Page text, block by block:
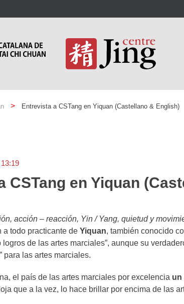
Entrevista a CSTang en Yiquan (Castellano & English)
CSTang en Yiquan
acción – reacción, Yin / Yang, quietud y
a todo practicante de Yiquan, también conocido
logros de las artes marciales”, aunque su
para las artes marciales.
el país de las artes marciales por excelencia un
que a la vez, lo hace brillar por encima de las